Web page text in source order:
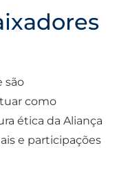
são
como
ética da Aliança
e participações